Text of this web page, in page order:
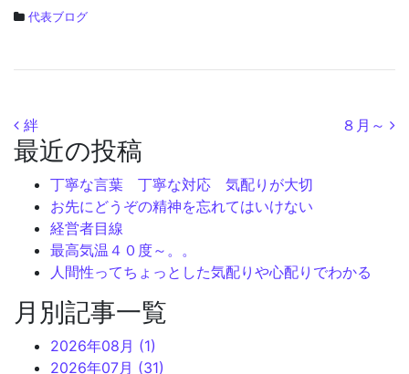
代表ブログ
投稿ナビゲーション
絆 ８月～
最近の投稿
丁寧な言葉 丁寧な対応 気配りが大切
お先にどうぞの精神を忘れてはいけない
経営者目線
最高気温４０度～。。
人間性ってちょっとした気配りや心配りでわかる
月別記事一覧
2026年08月 (1)
2026年07月 (31)